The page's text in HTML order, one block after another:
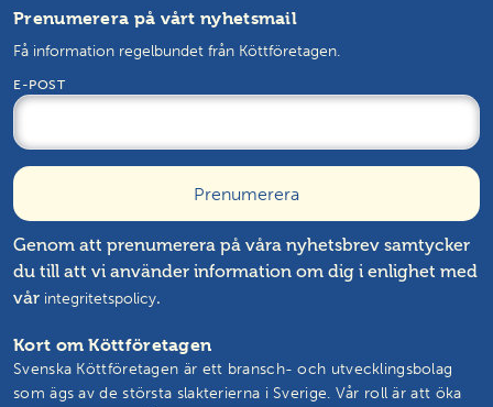
Prenumerera på vårt nyhetsmail
Få information regelbundet från Köttföretagen.
E-POST
Genom att prenumerera på våra nyhetsbrev samtycker
du till att vi använder information om dig i enlighet med
vår integritetspolicy.
Kort om Köttföretagen
Svenska Köttföretagen är ett bransch- och utvecklingsbolag
som ägs av de största slakterierna i Sverige. Vår roll är att öka